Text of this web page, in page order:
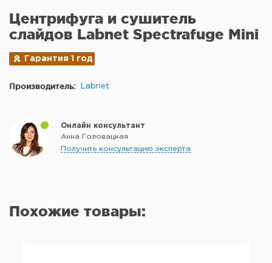
Центрифуга и сушитель
слайдов Labnet Spectrafuge Mini
Гарантия 1 год
Производитель: Labnet
Онлайн консультант
Анна Головацкая
Получить консультацию эксперта
Похожие товары: